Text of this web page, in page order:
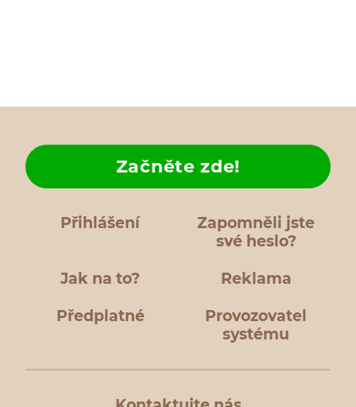
Přihlášení
Zapomněli jste
své heslo?
Jak na to?
Začněte zde!
Reklama
Předplatné
Provozovatel
systému